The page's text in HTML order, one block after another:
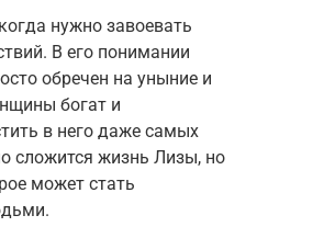
нужно завоевать
В его понимании
обречен на уныние и
богат и
в него даже самых
сложится жизнь Лизы, но
может стать